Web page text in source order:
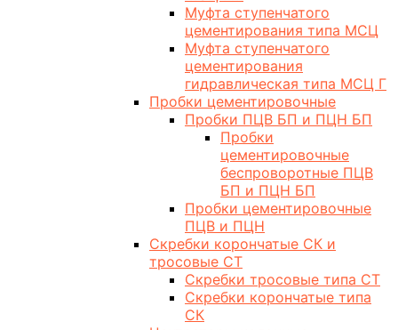
Муфта ступенчатого
цементирования типа МСЦ
Муфта ступенчатого
цементирования
гидравлическая типа МСЦ Г
Пробки цементировочные
Пробки ПЦВ БП и ПЦН БП
Пробки
цементировочные
беспроворотные ПЦВ
БП и ПЦН БП
Пробки цементировочные
ПЦВ и ПЦН
Скребки корончатые СК и
тросовые СТ
Скребки тросовые типа СТ
Скребки корончатые типа
СК